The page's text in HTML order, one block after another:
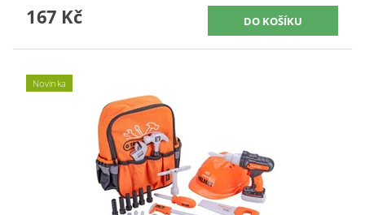
167 Kč
Novinka